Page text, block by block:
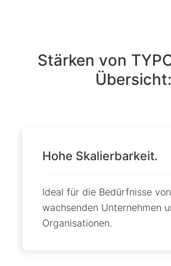
Stärken von
Übersicht:
Hohe Skalierbarkeit.
Ideal für die Bedürfnisse von
wachsenden Unternehmen
Organisationen.